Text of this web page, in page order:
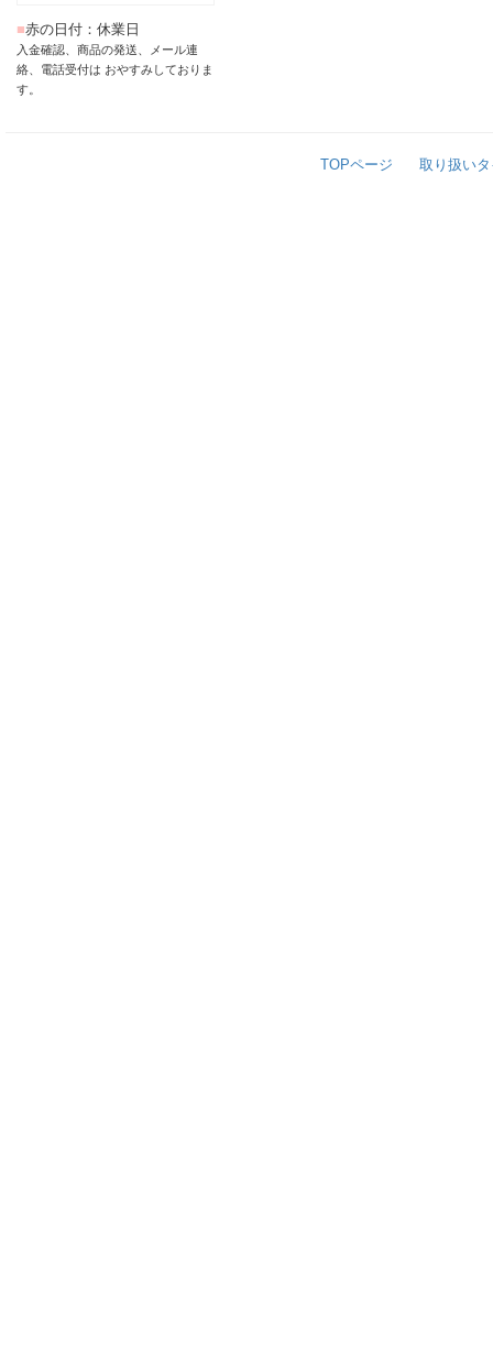
■赤の日付：休業日
入金確認、商品の発送、メール連
絡、電話受付は おやすみしておりま
す。
TOPページ 取り扱い